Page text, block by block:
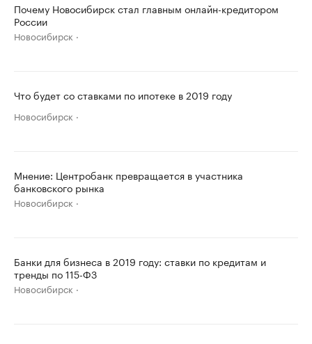
Почему Новосибирск стал главным онлайн-кредитором
России
Новосибирск
Что будет со ставками по ипотеке в 2019 году
Новосибирск
Мнение: Центробанк превращается в участника
банковского рынка
Новосибирск
Банки для бизнеса в 2019 году: ставки по кредитам и
тренды по 115-ФЗ
Новосибирск